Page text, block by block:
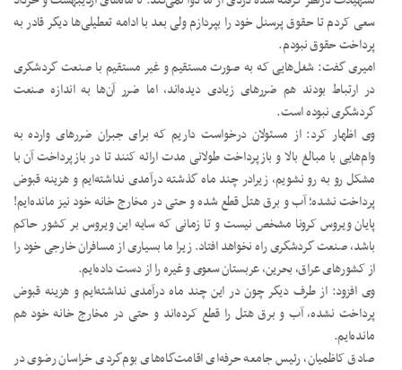
سعی کردم تا حقوق پرسنل خود را بپردازم ولی بعد با ادامه تعطیلی‌ها دیگر قادر به
پرداخت حقوق نبودم.
امیری گفت: شغل‌هایی که به صورت مستقیم و غیر مستقیم با صنعت گردشگری
در ارتباط بودند هم ضررهای زیادی دیده‌اند، اما ضرر آن‌ها به اندازه صنعت
گردشگری نبوده است.
وی اظهار کرد: از مسئولان درخواست داریم که برای جبران ضررهای وارده به
وام‌هایی با مبالغ بالا و بازپرداخت طولانی مدت ارائه کنند تا در بازپرداخت آن با
مشکل رو به رو نشویم، زیرادر چند ماه گذشته درآمدی نداشته‌ایم و هزینه قبوض
پرداخت نشده؛ آب و برق هتل قطع شده و حتی در مخارج خانه خود نیز مانده‌ایم!
پایان ویروس کرونا مشخص نیست و تا زمانی که سایه این ویروس بر کشور حاکم
باشد، صنعت گردشگری راه نخواهد افتاد. زیرا ما بسیاری از مسافران خارجی خود را
از کشورهای عراق، بحرین، عربستان سعوی و غیره را از دست داده‌ایم.
وی افزود: از طرف دیگر چون در این چند ماه درآمدی نداشته‌ایم و هزینه قبوض
پرداخت نشده، آب و برق هتل را قطع کرده‌اند و حتی در مخارج خانه خود هم
مانده‌ایم.
صادق کاظمیان، رئیس جامعه حرفه‌ای اقامت‌گاه‌های بوم‌گردی خراسان رضوی در